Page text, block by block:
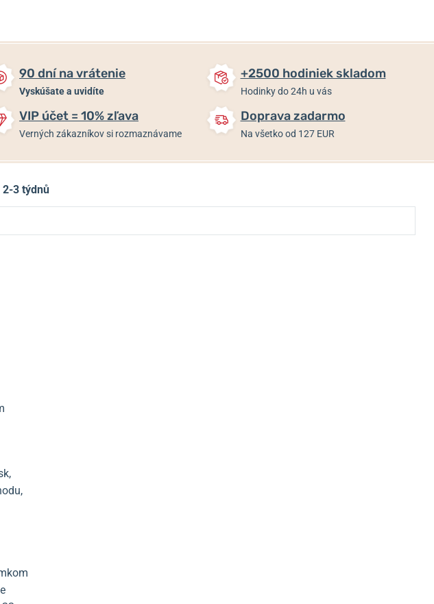
90 dní na vrátenie
Vyskúšate a uvidíte
+2500 hodiniek skladom
Hodinky do 24h u vás
VIP účet = 10% zľava
Verných zákazníkov si rozmaznávame
Doprava zadarmo
Na všetko od 127 EUR
2-3 týdnů